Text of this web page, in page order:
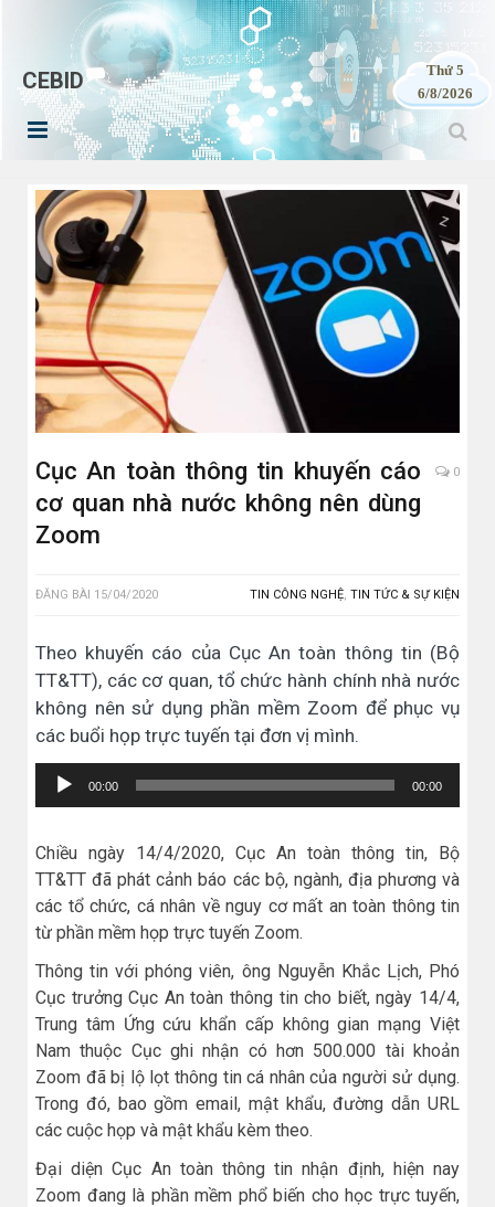
CEBID
Thứ 5
6/8/2026
Cục An toàn thông tin khuyến cáo
cơ quan nhà nước không nên dùng
Zoom
0
ĐĂNG BÀI 15/04/2020 TIN CÔNG NGHỆ, TIN TỨC & SỰ KIỆN
Theo khuyến cáo của Cục An toàn thông tin (Bộ
TT&TT), các cơ quan, tổ chức hành chính nhà nước
không nên sử dụng phần mềm Zoom để phục vụ
các buổi họp trực tuyến tại đơn vị mình.
Trình
chơi
00:00 00:00
Chiều ngày 14/4/2020, Cục An toàn thông tin, Bộ
TT&TT đã phát cảnh báo các bộ, ngành, địa phương và
các tổ chức, cá nhân về nguy cơ mất an toàn thông tin
từ phần mềm họp trực tuyến Zoom.
Thông tin với phóng viên, ông Nguyễn Khắc Lịch, Phó
Cục trưởng Cục An toàn thông tin cho biết, ngày 14/4,
Trung tâm Ứng cứu khẩn cấp không gian mạng Việt
Nam thuộc Cục ghi nhận có hơn 500.000 tài khoản
Zoom đã bị lộ lọt thông tin cá nhân của người sử dụng.
Trong đó, bao gồm email, mật khẩu, đường dẫn URL
các cuộc họp và mật khẩu kèm theo.
Đại diện Cục An toàn thông tin nhận định, hiện nay
Zoom đang là phần mềm phổ biến cho học trực tuyến,